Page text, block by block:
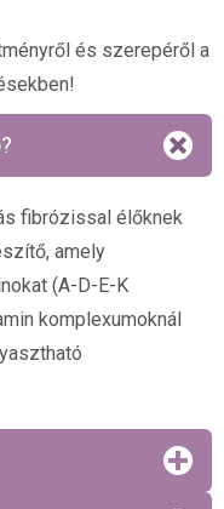
és szerepéről a
?
fibrózissal élőknek
amely
(A-D-E-K
komplexumoknál